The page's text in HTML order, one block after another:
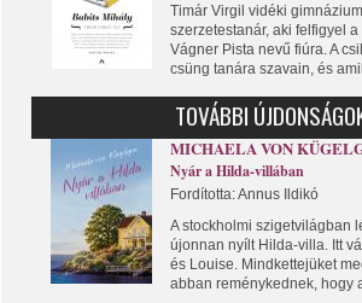
Timár Virgil vidéki
szerzetestanár, aki felfigyel
Vágner Pista nevű fiúra. A
csüng tanára szavain, és
TOVÁBBI
MICHAELA VON
Nyár a Hilda-villában
Fordította: Annus Ildikó
A stockholmi szigetvilágban
újonnan nyílt Hilda-villa. Itt
és Louise. Mindkettejüket
abban reménykednek, hogy a